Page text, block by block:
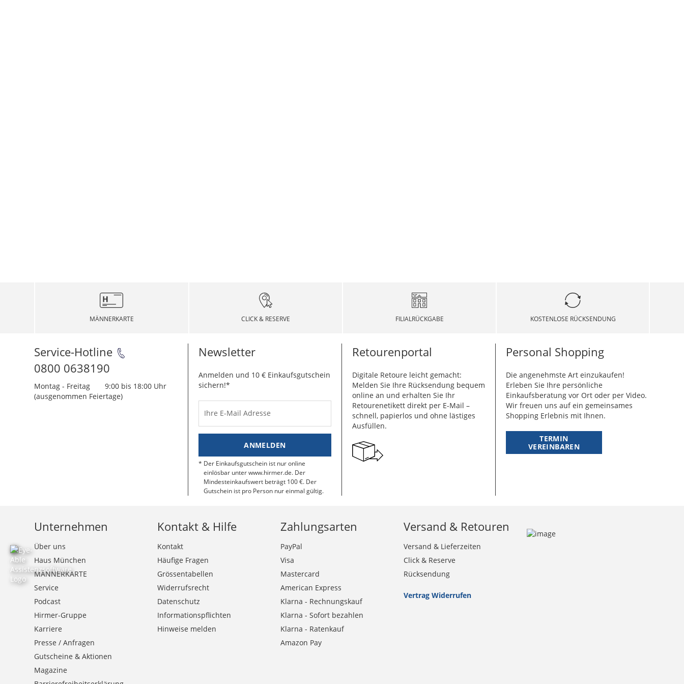
MÄNNERKARTE CLICK & RESERVE FILIALRÜCKGABE KOSTENLOSE RÜCKSENDUNG
Service-Hotline
0800 0638190
Montag - Freitag
9:00 bis 18:00 Uhr
(ausgenommen Feiertage)
Newsletter
Anmelden und 10 € Einkaufsgutschein
sichern!*
Ihre E-Mail Adresse
ANMELDEN
Der Einkaufsgutschein ist nur online
einlösbar unter www.hirmer.de. Der
Mindesteinkaufswert beträgt 100 €. Der
Gutschein ist pro Person nur einmal gültig.
Retourenportal
Digitale Retoure leicht gemacht:
Melden Sie Ihre Rücksendung bequem
online an und erhalten Sie Ihr
Retourenetikett direkt per E-Mail –
schnell, papierlos und ohne lästiges
Ausfüllen.
Personal Shopping
Die angenehmste Art einzukaufen!
Erleben Sie Ihre persönliche
Einkaufsberatung vor Ort oder per Video.
Wir freuen uns auf ein gemeinsames
Shopping Erlebnis mit Ihnen.
TERMIN
VEREINBAREN
Unternehmen
Über uns
Haus München
MÄNNERKARTE
Service
Podcast
Hirmer-Gruppe
Karriere
Presse / Anfragen
Gutscheine & Aktionen
Magazine
Kontakt & Hilfe
Kontakt
Häufige Fragen
Grössentabellen
Widerrufsrecht
Datenschutz
Informationspflichten
Hinweise melden
Zahlungsarten
PayPal
Visa
Mastercard
American Express
Klarna - Rechnungskauf
Klarna - Sofort bezahlen
Klarna - Ratenkauf
Amazon Pay
Versand & Retouren
Versand & Lieferzeiten
Click & Reserve
Rücksendung
Vertrag Widerrufen